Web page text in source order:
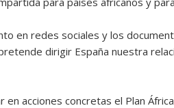
en redes sociales y los
dirigir España nuestra
acciones concretas el Plan